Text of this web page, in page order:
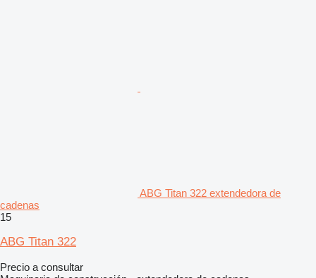
ABG Titan 322 extendedora de
cadenas
15
ABG Titan 322
Precio a consultar